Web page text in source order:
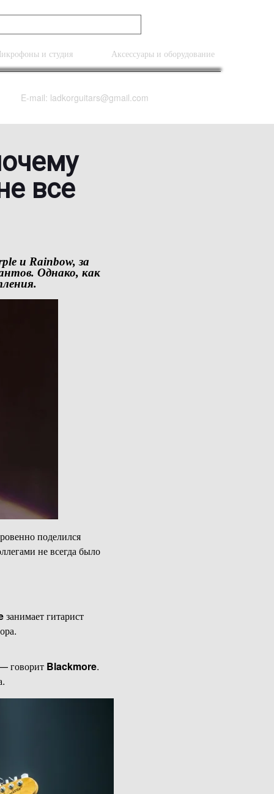
и студия Аксессуары и оборудование
E-mail: ladkorguitars@gmail.com
все
и Rainbow, за
Однако, как
поделился
не всегда было
занимает гитарист
говорит Blackmore.